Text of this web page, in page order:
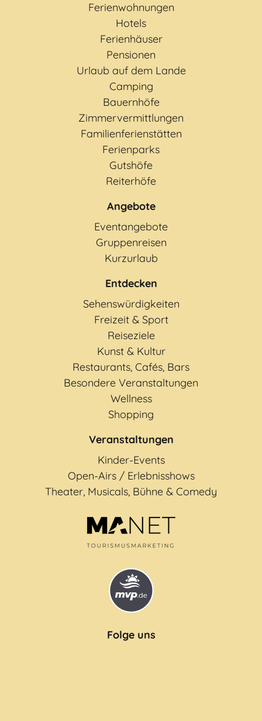
Ferienwohnungen
Hotels
Ferienhäuser
Pensionen
Urlaub auf dem Lande
Camping
Bauernhöfe
Zimmervermittlungen
Familienferienstätten
Ferienparks
Gutshöfe
Reiterhöfe
Angebote
Eventangebote
Gruppenreisen
Kurzurlaub
Entdecken
Sehenswürdigkeiten
Freizeit & Sport
Reiseziele
Kunst & Kultur
Restaurants, Cafés, Bars
Besondere Veranstaltungen
Wellness
Shopping
Veranstaltungen
Kinder-Events
Open-Airs / Erlebnisshows
Theater, Musicals, Bühne & Comedy
Folge uns